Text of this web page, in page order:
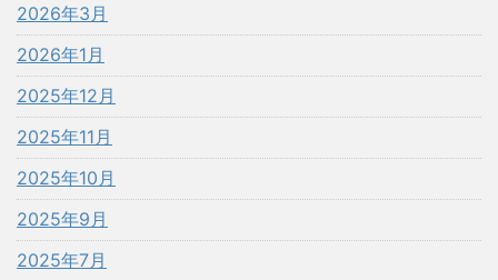
2026年3月
2026年1月
2025年12月
2025年11月
2025年10月
2025年9月
2025年7月